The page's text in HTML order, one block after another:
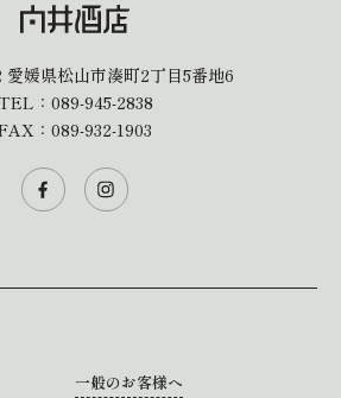
愛媛県松山市湊町2丁目5番地6
： 089-945-2838
：089-932-1903
一般のお客様へ